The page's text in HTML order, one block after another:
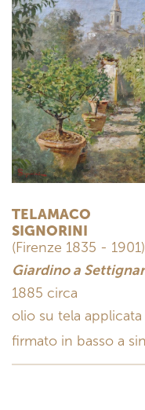
TELAMACO
SIGNORINI
(Firenze 1835 - 1901)
Giardino a
1885 circa
olio su tela
firmato in basso a